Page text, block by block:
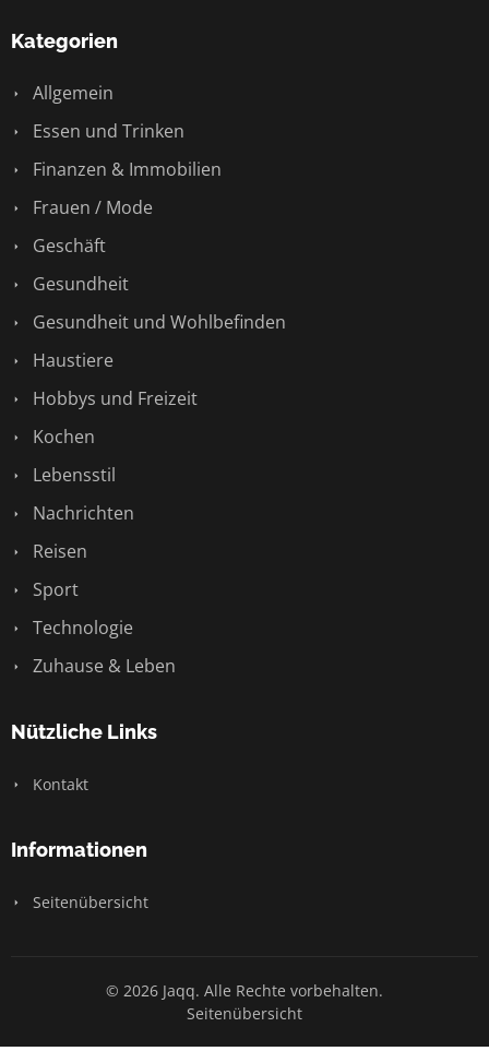
Kategorien
Allgemein
Essen und Trinken
Finanzen & Immobilien
Frauen / Mode
Geschäft
Gesundheit
Gesundheit und Wohlbefinden
Haustiere
Hobbys und Freizeit
Kochen
Lebensstil
Nachrichten
Reisen
Sport
Technologie
Zuhause & Leben
Nützliche Links
Kontakt
Informationen
Seitenübersicht
© 2026 Jaqq. Alle Rechte vorbehalten.
Seitenübersicht